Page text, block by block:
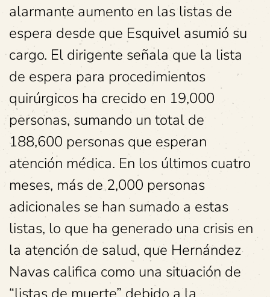
alarmante aumento en las listas de
espera desde que Esquivel asumió su
cargo. El dirigente señala que la lista
de espera para procedimientos
quirúrgicos ha crecido en 19,000
personas, sumando un total de
188,600 personas que esperan
atención médica. En los últimos cuatro
meses, más de 2,000 personas
adicionales se han sumado a estas
listas, lo que ha generado una crisis en
la atención de salud, que Hernández
Navas califica como una situación de